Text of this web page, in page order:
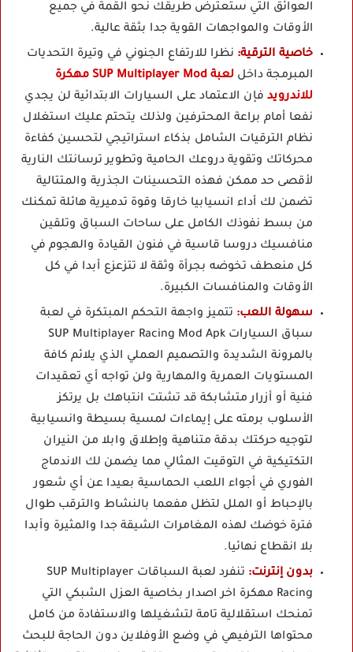
العوائق التي ستعترض طريقك نحو القمة في جميع
الأوقات والمواجهات القوية جدا بثقة عالية.
خاصية الترقية: نظرا للارتفاع الجنوني في وتيرة التحديات
المبرمجة داخل
لعبة SUP Multiplayer Mod مهكرة
للاندرويد فإن الاعتماد على السيارات الابتدائية لن يجدي
نفعا أمام براعة المحترفين ولذلك يتحتم عليك استغلال
نظام الترقيات الشامل بذكاء استراتيجي لتحسين كفاءة
محركاتك وتقوية دروعك الحامية وتطوير ترسانتك النارية
لأقصى حد ممكن فهذه التحسينات الجذرية والمتتالية
تضمن لك أداء انسيابيا خارقا وقوة تدميرية هائلة تمكنك
من بسط نفوذك الكامل على ساحات السباق وتلقين
منافسيك دروسا قاسية في فنون القيادة والهجوم في
كل منعطف تخوضه بجرأة وثقة لا تتزعزع أبدا في كل
الأوقات والمنافسات الكبيرة.
سهولة اللعب: تتميز واجهة التحكم المبتكرة في لعبة
سباق السيارات SUP Multiplayer Racing Mod Apk
بالمرونة الشديدة والتصميم العملي الذي يلائم كافة
المستويات العمرية والمهارية ولن تواجه أي تعقيدات
فنية أو أزرار متشابكة قد تشتت انتباهك بل يرتكز
الأسلوب برمته على إيماءات لمسية بسيطة وانسيابية
لتوجيه حركتك بدقة متناهية وإطلاق وابلا من النيران
التكتيكية في التوقيت المثالي مما يضمن لك الاندماج
الفوري في أجواء اللعب الحماسية بعيدا عن أي شعور
بالإحباط أو الملل لتظل مفعما بالنشاط والترقب طوال
فترة خوضك لهذه المغامرات الشيقة جدا والمثيرة وأبدا
بلا انقطاع نهائيا.
بدون إنترنت:
تنفرد لعبة السباقات SUP Multiplayer
Racing مهكرة اخر اصدار بخاصية العزل الشبكي التي
تمنحك استقلالية تامة لتشغيلها والاستفادة من كامل
محتواها الترفيهي في وضع الأوفلاين دون الحاجة للبحث